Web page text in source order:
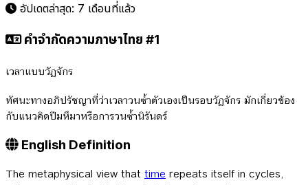
อัปเดตล่าสุด: 7 เดือนที่แล้ว
คำจำกัดความภาษาไทย #1
เวลาแบบวัฏจักร
ทัศนะทางอภิปรัชญาที่ว่าเวลาวนซ้ำตัวเองเป็นรอบวัฏจักร มักเกี่ยวข้อง
กับแนวคิดปีมหึมาหรือการวนซ้ำนิรันดร์
English Definition
The metaphysical view that time repeats itself in cycles,